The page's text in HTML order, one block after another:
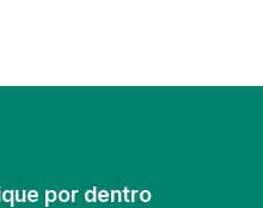
por dentro